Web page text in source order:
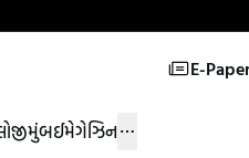
E-
મુંબઈમેગેઝિન